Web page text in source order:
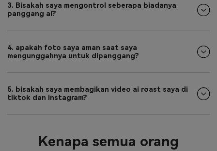
3. Bisakah saya mengontrol seberapa biadanya
panggang ai?
4. apakah foto saya aman saat saya
mengunggahnya untuk dipanggang?
5. bisakah saya membagikan video ai roast saya di
tiktok dan instagram?
Kenapa semua orang